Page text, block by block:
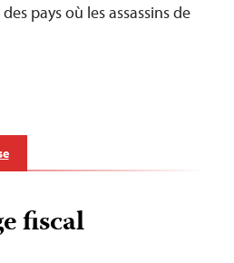
pays où les assassins de
fiscal